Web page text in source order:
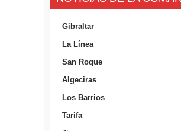
Gibraltar
La Línea
San Roque
Algeciras
Los Barrios
Tarifa